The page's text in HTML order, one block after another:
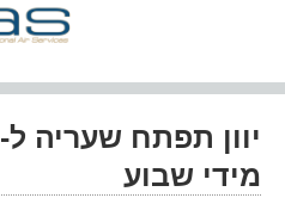
מידי שבוע